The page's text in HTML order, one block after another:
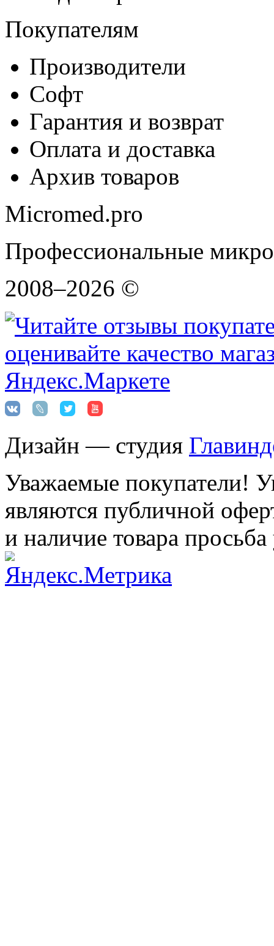
Покупателям
Производители
Софт
Гарантия и возврат
Оплата и доставка
Архив товаров
Micromed.pro
Профессиональные
2008–2026 ©
Дизайн — студия
Уважаемые покупатели!
являются публичной
и наличие товара